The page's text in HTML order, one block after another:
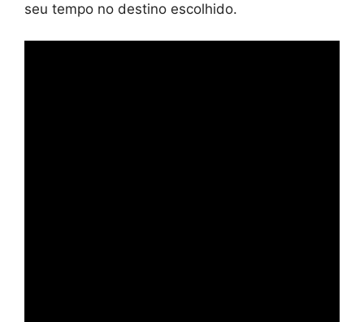
seu tempo no destino escolhido.